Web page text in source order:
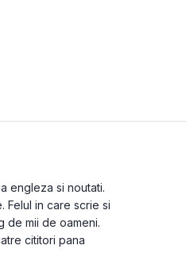
engleza si noutati.
Felul in care scrie si
de mii de oameni.
cititori pana